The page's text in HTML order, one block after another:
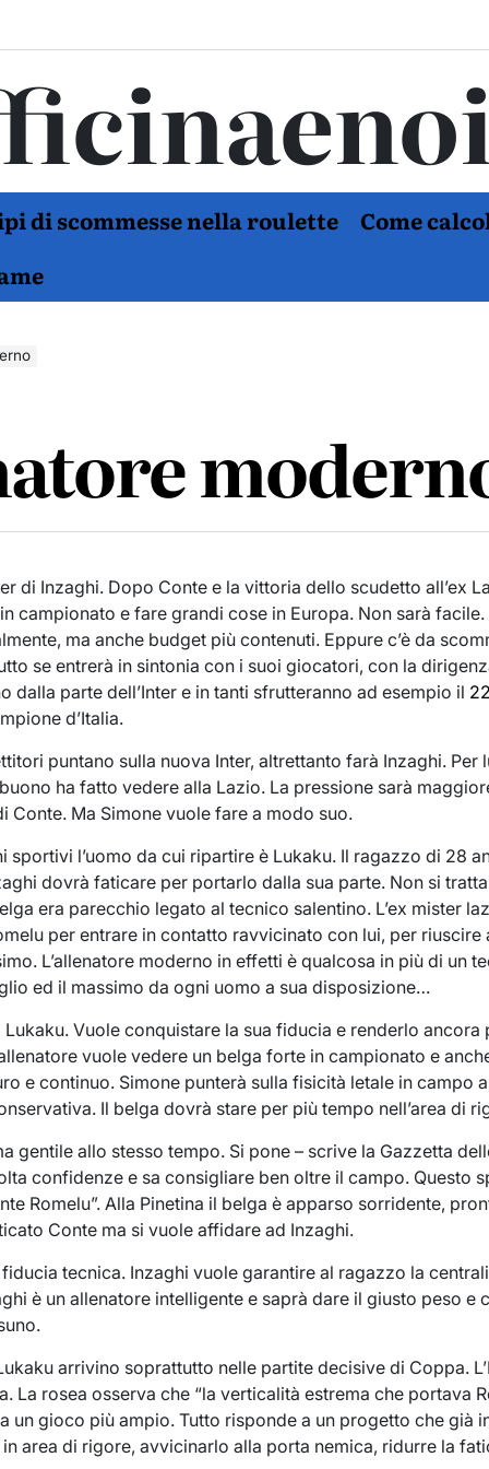
di scommesse nella roulette
Come
di Inzaghi. Dopo Conte e la vittoria dello scudetto all’ex
campionato e fare grandi cose in Europa. Non sarà
ma anche budget più contenuti. Eppure c’è da
se entrerà in sintonia con i suoi giocatori, con la
dalla parte dell’Inter e in tanti sfrutteranno ad esempio il
d’Italia.
puntano sulla nuova Inter, altrettanto farà Inzaghi. Per
ha fatto vedere alla Lazio. La pressione sarà
Conte. Ma Simone vuole fare a modo suo.
l’uomo da cui ripartire è Lukaku. Il ragazzo di 28
dovrà faticare per portarlo dalla sua parte. Non si
era parecchio legato al tecnico salentino. L’ex mister
per entrare in contatto ravvicinato con lui, per riuscire
L’allenatore moderno in effetti è qualcosa in più di un
ed il massimo da ogni uomo a sua disposizione…
Vuole conquistare la sua fiducia e renderlo
vuole vedere un belga forte in campionato e
e continuo. Simone punterà sulla fisicità letale in campo
Il belga dovrà stare per più tempo nell’area di
gentile allo stesso tempo. Si pone – scrive la Gazzetta
confidenze e sa consigliare ben oltre il campo. Questo
Romelu”. Alla Pinetina il belga è apparso sorridente,
Conte ma si vuole affidare ad Inzaghi.
tecnica. Inzaghi vuole garantire al ragazzo la
è un allenatore intelligente e saprà dare il giusto peso e
arrivino soprattutto nelle partite decisive di Coppa.
La rosea osserva che “la verticalità estrema che portava
un gioco più ampio. Tutto risponde a un progetto che già
in area di rigore, avvicinarlo alla porta nemica, ridurre la